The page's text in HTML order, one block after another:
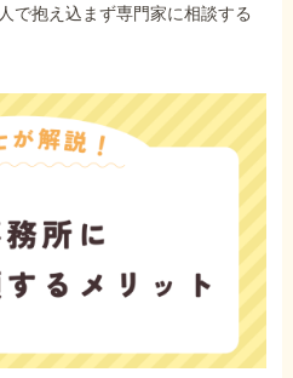
3797
で抱え込まず専門家に相談する